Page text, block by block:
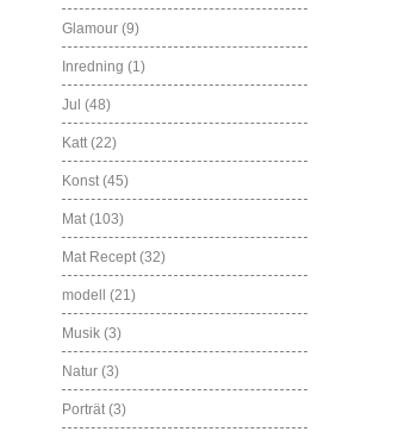
Glamour (9)
Inredning (1)
Jul (48)
Katt (22)
Konst (45)
Mat (103)
Mat Recept (32)
modell (21)
Musik (3)
Natur (3)
Porträt (3)